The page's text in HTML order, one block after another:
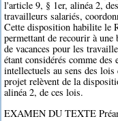
l'article 9, § 1er, alinéa 2,
travailleurs salariés,
Cette disposition habilite le
permettant de recourir à
de vacances pour les
étant considérés comme
intellectuels au sens des
projet relèvent de la
alinéa 2, de ces lois.
EXAMEN DU TEXTE